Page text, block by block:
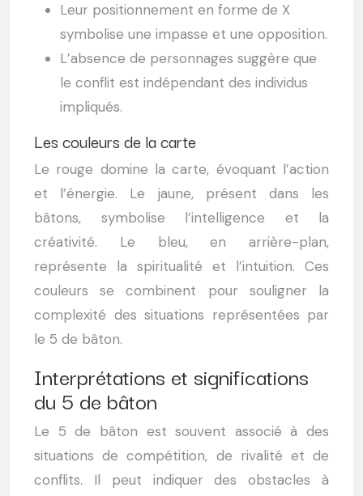
Leur positionnement en forme de X
symbolise une impasse et une opposition.
L’absence de personnages suggère que
le conflit est indépendant des individus
impliqués.
Les couleurs de la carte
Le rouge domine la carte, évoquant l’action
et l’énergie. Le jaune, présent dans les
bâtons, symbolise l’intelligence et la
créativité. Le bleu, en arrière-plan,
représente la spiritualité et l’intuition. Ces
couleurs se combinent pour souligner la
complexité des situations représentées par
le 5 de bâton.
Interprétations et significations
du 5 de bâton
Le 5 de bâton est souvent associé à des
situations de compétition, de rivalité et de
conflits. Il peut indiquer des obstacles à